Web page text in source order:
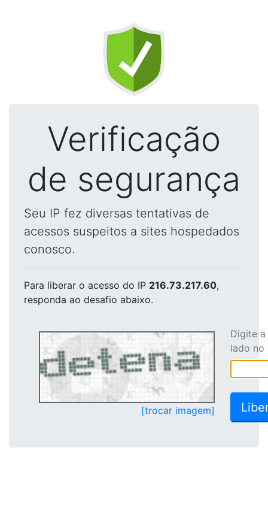
Verificação
de segurança
Seu IP fez diversas tentativas de
acessos suspeitos a sites hospedados
conosco.
Para liberar o acesso do IP 216.73.217.60,
responda ao desafio abaixo.
[trocar imagem]
Digite
lado no